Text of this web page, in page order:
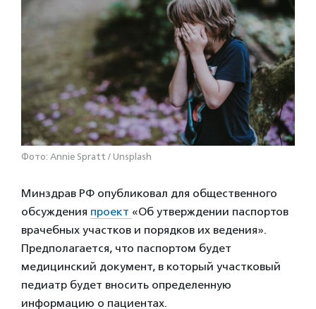
Фото: Annie Spratt / Unsplash
Минздрав РФ опубликовал для общественного
обсуждения проект «Об утверждении паспортов
врачебных участков и порядков их ведения».
Предполагается, что паспортом будет
медицинский документ, в который участковый
педиатр будет вносить определенную
информацию о пациентах.